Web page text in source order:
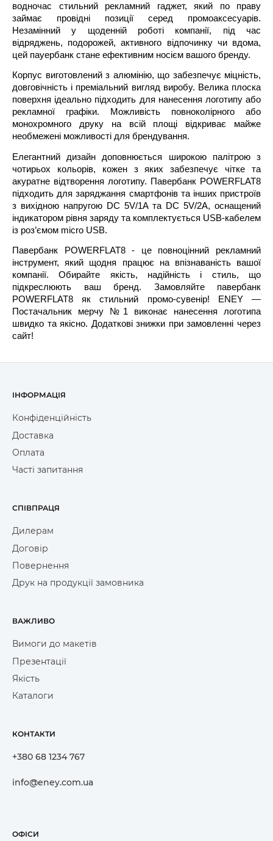
водночас стильний рекламний гаджет, який по праву
займає провідні позиції серед промоаксесуарів.
Незамінний у щоденній роботі компанії, під час
відряджень, подорожей, активного відпочинку чи вдома,
цей пауербанк стане ефективним носієм вашого бренду.
Корпус виготовлений з алюмінію, що забезпечує міцність,
довговічність і преміальний вигляд виробу. Велика плоска
поверхня ідеально підходить для нанесення логотипу або
рекламної графіки. Можливість повноколірного або
монохромного друку на всій площі відкриває майже
необмежені можливості для брендування.
Елегантний дизайн доповнюється широкою палітрою з
чотирьох кольорів, кожен з яких забезпечує чітке та
акуратне відтворення логотипу. Павербанк POWERFLAT8
підходить для заряджання смартфонів та інших пристроїв
з вихідною напругою DC 5V/1A та DC 5V/2A, оснащений
індикатором рівня заряду та комплектується USB-кабелем
із роз’ємом micro USB.
Павербанк POWERFLAT8 - це повноцінний рекламний
інструмент, який щодня працює на впізнаваність вашої
компанії. Обирайте якість, надійність і стиль, що
підкреслюють ваш бренд. Замовляйте павербанк
POWERFLAT8 як стильний промо-сувенір! ENEY —
Постачальник мерчу №1 виконає нанесення логотипа
швидко та якісно. Додаткові знижки при замовленні через
сайт!
ІНФОРМАЦІЯ
Конфіденційність
Доставка
Оплата
Часті запитання
СПІВПРАЦЯ
Дилерам
Договір
Повернення
Друк на продукції замовника
ВАЖЛИВО
Вимоги до макетів
Презентації
Якість
Каталоги
КОНТАКТИ
+380 68 1234 767
info@eney.com.ua
ОФІСИ